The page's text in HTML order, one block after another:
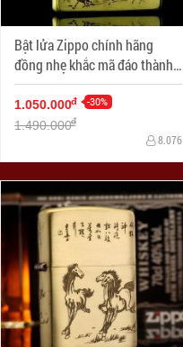
Bật lửa Zippo chính hãng
đồng nhẹ khắc mã đáo thành
công
1.050.000đ -30%
1.490.000đ
8.076